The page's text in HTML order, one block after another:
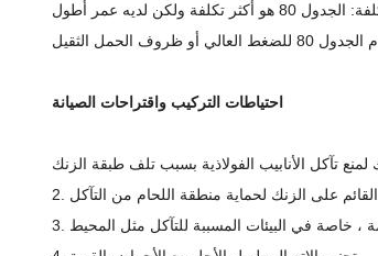
80 هو أكثر تكلفة ولكن لديه عمر أطول
احتياطات التركيب واقتراحات الصيانة